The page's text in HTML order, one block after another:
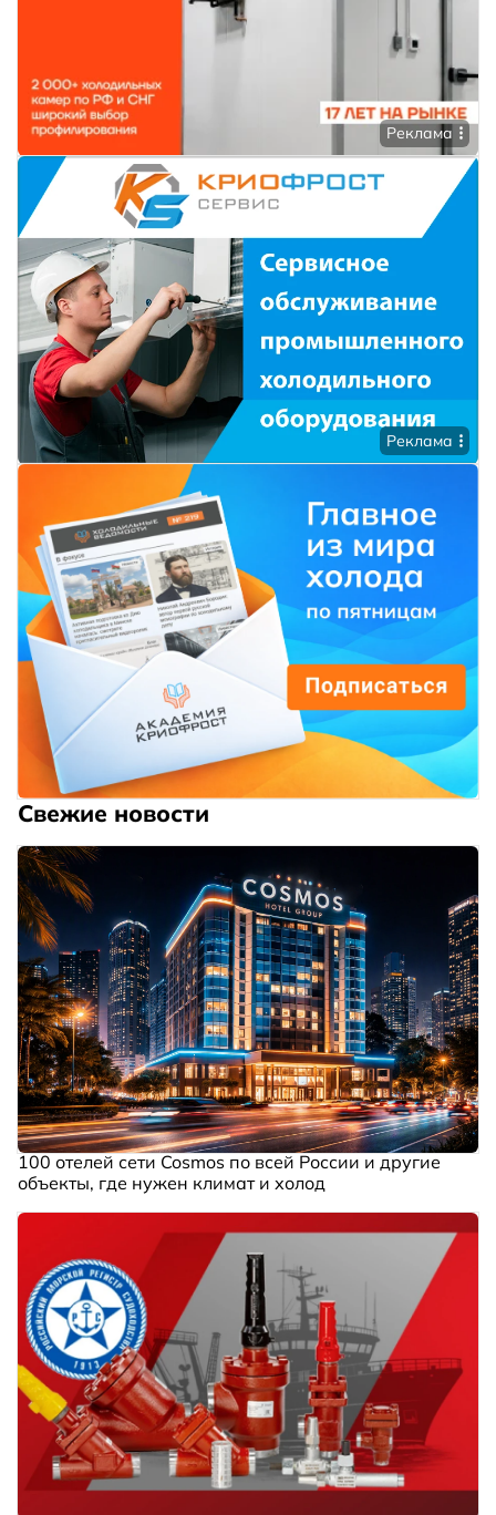
Реклама
Реклама
Свежие новости
100 отелей сети Cosmos по всей России и другие
объекты, где нужен климат и холод